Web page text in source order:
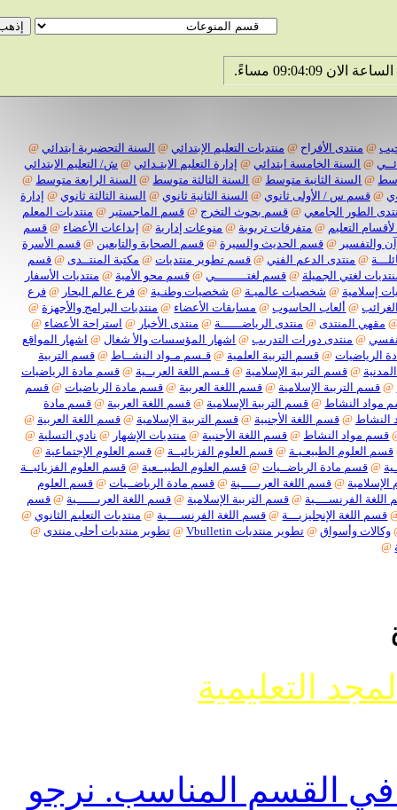
@منتدى الأفراح @منتديات التعليم الإبتدائي @ السنة التحضيرية ابتدائي @
@السنة الخامسة ابتدائي @ إدارة التعليم الابتـدائي @ش/ التعليم الابتدائي
@السنة الثانية متوسط @السنة الثالثة متوسط @السنة الرابعة متوسط @
قسم س / الأولى ثانوي @السنة الثانية ثانوي @السنة الثالثة ثانوي @إدارة
الطور الجامعي @قسم بحوث التخرج @قسم الماجستير @ منتديات المعلم
التعليم @متفرقات تربوية @منوعات إدارية @إبداعات الأعضاء @قسم
@ قسم الحديث والسيرة @قسم الصحابة والتابعين @قسم الأسرة
@منتدى الدعم الفني @قسم تطوير منتديات @مكتبة المنتــدى @قسم
لغتي الجميلة @قسم لغتـــــــــي @قسم محو الأمية @منتديات الأسفار
@شخصيات عالميـة @شخصيات وطنـية @فرع عالم البحار @ فرع
@ألعاب الحاسوب @مسابقات الأعضاء @منتديات البرامج والأجهزة @
المنتدى @منتدى الرياضــــــة @منتدى الأخبار @ استراحة الأعضاء @
@منتدى دورات التدريب @اشهار المؤسسات والأ شغال @اشهار المواقع
@قسم التربية العلمية @قـسم مـواد النشــاط @قسم التربية
@قسم التربية الإسلامية @قـسم اللغة العربــية @قسم مادة الرياضيات
التربية الإسلامية @قسم اللغة العربية @قسم مادة الرياضيات @قسم
النشاط @قسم التربية الإسلامية @قسم اللغة العربية @قسم مادة
@قسم اللغة الأجنبية @قسم التربية الإسلامية @قسم اللغة العربية @
مواد النشاط @قسم اللغة الأجنبية @منتديات الإشهار @ نادي التسلية @
العلوم الطبيعـيـة @قسم العلوم الفزيائيــة @قسم العلوم الإجتماعية @
قسم مادة الرياضــيات @قسم العلوم الطبيــعية @قسم العلوم الفزيائيــة
@قسم اللغة العربـــــية @قسم مادة الرياضــيات @قسم العلوم
الفرنســــية @قسم التربية الإسلامية @قسم اللغة العربــــــية @قسم
اللغة الإنجليزيـــة @قسم اللغة الفرنســــية @منتديات التعليم الثانوي @
وأسواق @تطوير منتديات Vbulletin @تطوير منتديات أحلى منتدى @
التعليمية
القسم المناسب. نرجو